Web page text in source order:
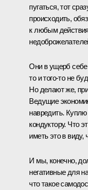
пугаться, тот
происходить,
к любым
Они в ущерб себе
то и того-то не
Но делают же,
Ведущие
навредить.
кондуктору. Что
иметь это в виду,
И мы, конечно,
негативные для
что такое